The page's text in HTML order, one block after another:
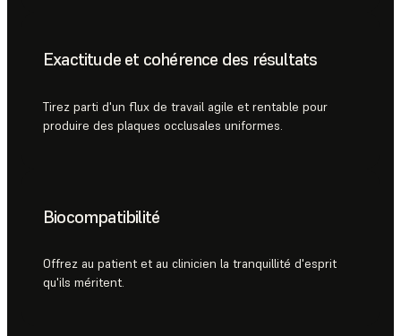
Exactitude et cohérence des résultats
Tirez parti d'un flux de travail agile et rentable pour
produire des plaques occlusales uniformes.
Biocompatibilité
Offrez au patient et au clinicien la tranquillité d'esprit
qu'ils méritent.